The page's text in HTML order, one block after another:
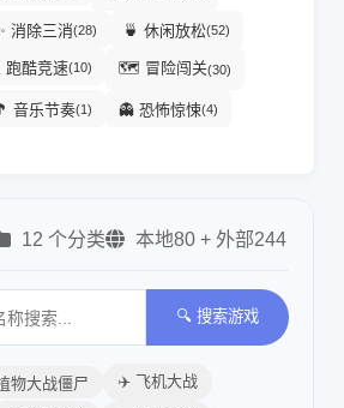
消除三消(28) 🍵 休闲放松(52)
跑酷竞速(10) 🗺️ 冒险闯关(30)
音乐节奏(1) 👻 恐怖惊悚(4)
12 个分类 本地80 + 外部244
🔍 搜索游戏
物大战僵尸 ✈️ 飞机大战